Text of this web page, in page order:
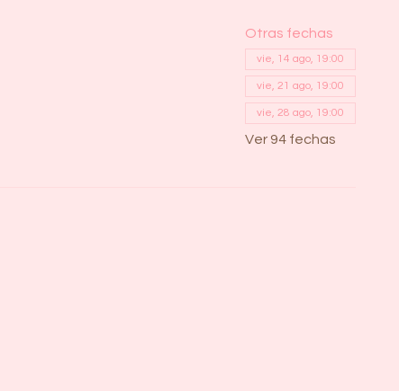
Otras fechas
vie, 14 ago, 19:00
vie, 21 ago, 19:00
vie, 28 ago, 19:00
Ver 94 fechas